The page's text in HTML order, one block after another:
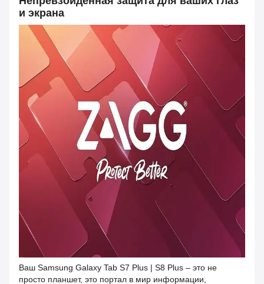
и экрана
Ваш Samsung Galaxy Tab S7 Plus | S8 Plus – это не
просто планшет, это портал в мир информации,